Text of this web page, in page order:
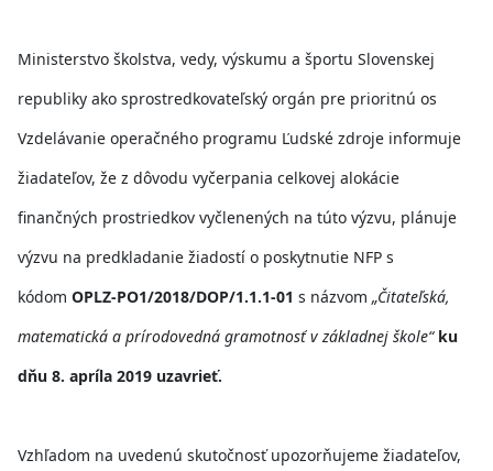
Ministerstvo školstva, vedy, výskumu a športu Slovenskej
republiky ako sprostredkovateľský orgán pre prioritnú os
Vzdelávanie operačného programu Ľudské zdroje informuje
žiadateľov, že z dôvodu vyčerpania celkovej alokácie
finančných prostriedkov vyčlenených na túto výzvu, plánuje
výzvu na predkladanie žiadostí o poskytnutie NFP s
kódom OPLZ-PO1/2018/DOP/1.1.1-01 s názvom „Čitateľská,
matematická a prírodovedná gramotnosť v základnej škole“ ku
dňu 8. apríla 2019 uzavrieť.
Vzhľadom na uvedenú skutočnosť upozorňujeme žiadateľov,